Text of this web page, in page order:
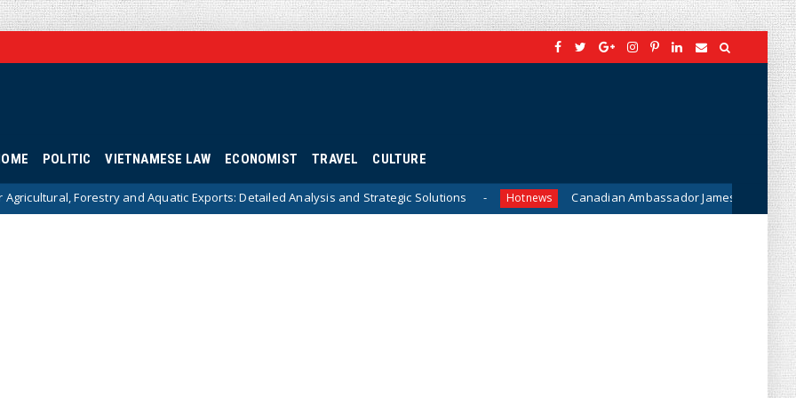
POLITIC VIETNAMESE LAW ECONOMIST TRAVEL CULTURE
and Aquatic Exports: Detailed Analysis and Strategic Solutions Hotnews Canadian Ambassador James Nickel Meets General